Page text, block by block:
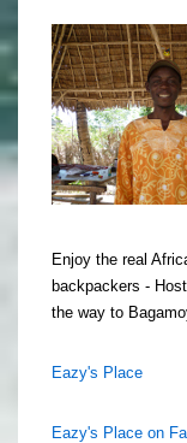
Enjoy the real
backpackers -
the way to
Eazy's Place
Eazy's Place on